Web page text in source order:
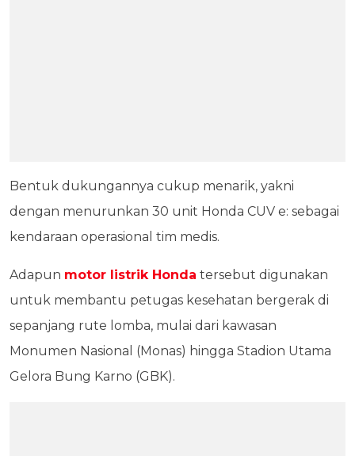
Bentuk dukungannya cukup menarik, yakni
dengan menurunkan 30 unit Honda CUV e: sebagai
kendaraan operasional tim medis.
Adapun motor listrik Honda tersebut digunakan
untuk membantu petugas kesehatan bergerak di
sepanjang rute lomba, mulai dari kawasan
Monumen Nasional (Monas) hingga Stadion Utama
Gelora Bung Karno (GBK).